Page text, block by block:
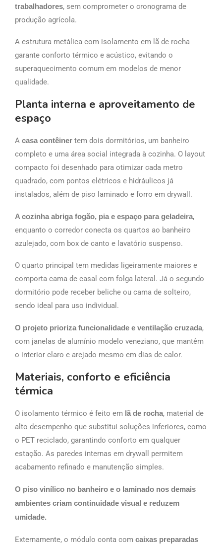
trabalhadores, sem comprometer o cronograma de
produção agrícola.
A estrutura metálica com isolamento em lã de rocha
garante conforto térmico e acústico, evitando o
superaquecimento comum em modelos de menor
qualidade.
Planta interna e aproveitamento de
espaço
A casa contêiner tem dois dormitórios, um banheiro
completo e uma área social integrada à cozinha. O layout
compacto foi desenhado para otimizar cada metro
quadrado, com pontos elétricos e hidráulicos já
instalados, além de piso laminado e forro em drywall.
A cozinha abriga fogão, pia e espaço para geladeira,
enquanto o corredor conecta os quartos ao banheiro
azulejado, com box de canto e lavatório suspenso.
O quarto principal tem medidas ligeiramente maiores e
comporta cama de casal com folga lateral. Já o segundo
dormitório pode receber beliche ou cama de solteiro,
sendo ideal para uso individual.
O projeto prioriza funcionalidade e ventilação cruzada,
com janelas de alumínio modelo veneziano, que mantêm
o interior claro e arejado mesmo em dias de calor.
Materiais, conforto e eficiência
térmica
O isolamento térmico é feito em lã de rocha, material de
alto desempenho que substitui soluções inferiores, como
o PET reciclado, garantindo conforto em qualquer
estação. As paredes internas em drywall permitem
acabamento refinado e manutenção simples.
O piso vinílico no banheiro e o laminado nos demais
ambientes criam continuidade visual e reduzem
umidade.
Externamente, o módulo conta com caixas preparadas